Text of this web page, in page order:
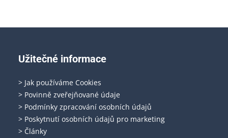
Užitečné informace
> Jak používáme Cookies
> Povinně zveřejňované údaje
> Podmínky zpracování osobních údajů
> Poskytnutí osobních údajů pro marketing
> Články